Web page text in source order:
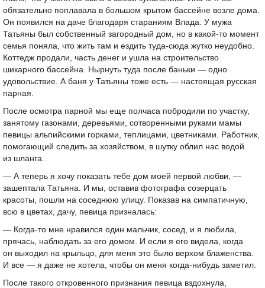
обязательно поплавала в большом крытом бассейне возле дома.
Он появился на даче благодаря стараниям Влада. У мужа
Татьяны был собственный загородный дом, но в какой-то момент
семья поняла, что жить там и ездить туда-сюда жутко неудобно.
Коттедж продали, часть денег и ушла на строительство
шикарного бассейна. Нырнуть туда после баньки — одно
удовольствие. А баня у Татьяны тоже есть — настоящая русская
парная.
После осмотра парной мы еще полчаса побродили по участку,
занятому газонами, деревьями, сотворенными руками мамы
певицы альпийскими горками, теплицами, цветниками. Работник,
помогающий следить за хозяйством, в шутку облил нас водой
из шланга.
— А теперь я хочу показать тебе дом моей первой любви, —
зашептала Татьяна. И мы, оставив фотографа созерцать
красоты, пошли на соседнюю улицу. Показав на симпатичную,
всю в цветах, дачу, певица призналась:
— Когда-то мне нравился один мальчик, сосед, и я любила,
прячась, наблюдать за его домом. И если я его видела, когда
он выходил на крыльцо, для меня это было верхом блаженства.
И все — я даже не хотела, чтобы он меня когда-нибудь заметил.
После такого откровенного признания певица вздохнула,